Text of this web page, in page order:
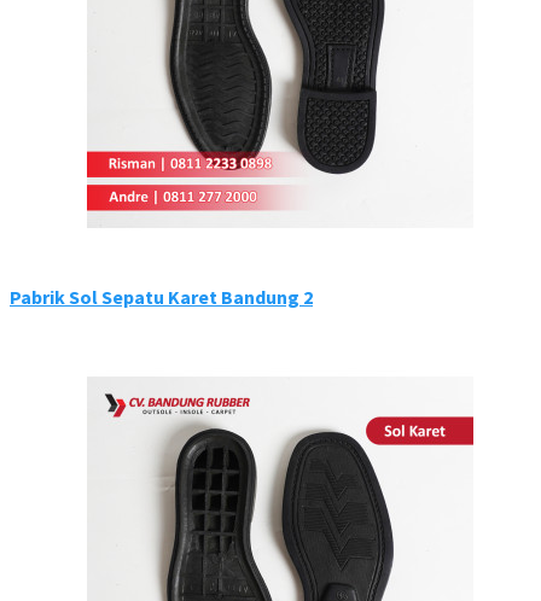
Pabrik Sol Sepatu Karet Bandung 2